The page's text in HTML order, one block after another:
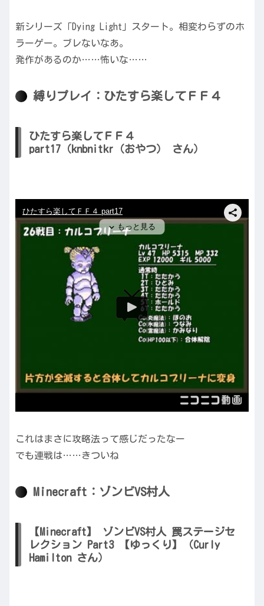
新シリーズ「Dying Light」スタート。相変わらずのホ
ラーゲー。ブレないなあ。
発作があるのか……怖いな……
縛りプレイ：ひたすら楽してＦＦ４
ひたすら楽してＦＦ４
part17（knbnitkr（おやつ） さん）
これはまさに攻略法って感じだったなー
でも連戦は……きついね
Minecraft：ゾンビVS村人
【Minecraft】 ゾンビVS村人 罠ステージセ
レクション Part3 【ゆっくり】（Curly
Hamilton さん）